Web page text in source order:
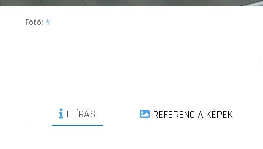
Fotó: #
|
LEÍRÁS REFERENCIA KÉPEK